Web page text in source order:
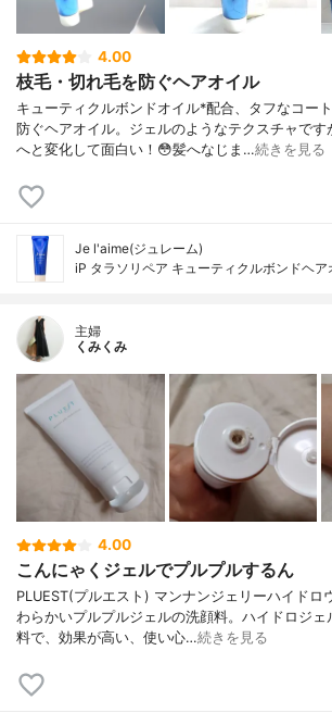
4.00
枝毛・切れ毛を防ぐヘアオイル
キューティクルボンドオイル*配合、タフなコー
防ぐヘアオイル。ジェルのようなテクスチャです
へと変化して面白い！😳髪へなじま…続きを見る
Je l'aime(ジュレーム)
iP タラソリペア キューティクルボンドヘア
主婦
くみくみ
4.00
こんにゃくジェルでプルプルするん
PLUEST(プルエスト) マンナンジェリーハイドロ
わらかいプルプルジェルの洗顔料。ハイドロジ
料で、効果が高い、使い心…続きを見る